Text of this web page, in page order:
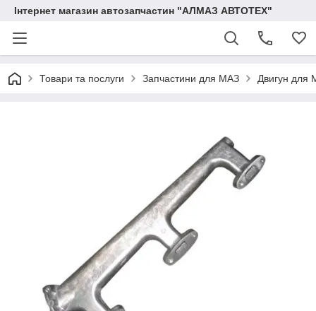
Інтернет магазин автозапчастин "АЛМАЗ АВТОТЕХ"
Товари та послуги Запчастини для МАЗ Двигун для